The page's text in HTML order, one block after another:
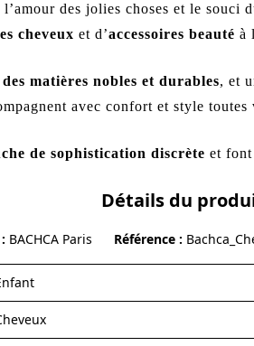
l’amour des jolies choses et le souci
cheveux et d’accessoires beauté à
matières nobles et durables, et
avec confort et style
de sophistication discrète et font
Détails du
BACHCA Paris Référence